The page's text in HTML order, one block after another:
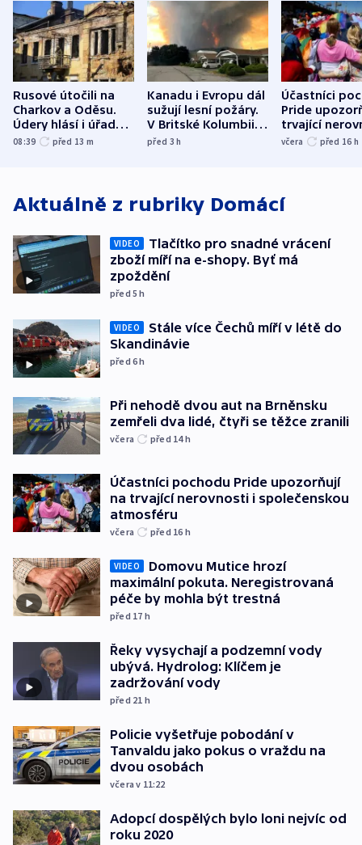
Rusové útočili na
Charkov a Oděsu.
Údery hlásí i úřady v
Bělgorodu
08:39 před 13 m
Kanadu i Evropu dál
sužují lesní požáry.
V Britské Kolumbii
evakuovali tisíce lidí
před 3h
Účastníci
Pride
trvající
včera před 16 h
Aktuálně z rubriky Domácí
VIDEO
Tlačítko pro snadné vrácení
zboží míří na e-shopy. Byť má
zpoždění
před 5h
VIDEO
Stále více Čechů míří v létě do
Skandinávie
před 6h
Při nehodě dvou aut na Brněnsku
zemřeli dva lidé, čtyři se těžce zranili
včera před 14h
Účastníci pochodu Pride upozorňují
na trvající nerovnosti i společenskou
atmosféru
včera před 16 h
VIDEO
Domovu Mutice hrozí
maximální pokuta. Neregistrovaná
péče by mohla být trestná
před 17 h
Řeky vysychají a podzemní vody
ubývá. Hydrolog: Klíčem je
zadržování vody
před 21 h
Policie vyšetřuje pobodání v
Tanvaldu jako pokus o vraždu na
dvou osobách
včera v 11:22
Adopcí dospělých bylo loni nejvíc od
roku 2020